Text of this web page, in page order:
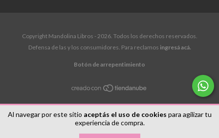
Al navegar por este sitio aceptás el uso de cookies para agilizar tu
experiencia de compra.
Copyright Mandolina Libros - 2026. Todos los derechos reservados.
Defensa de las y los consumidores. Para reclamos ingresá acá.
Botón de arrepentimiento